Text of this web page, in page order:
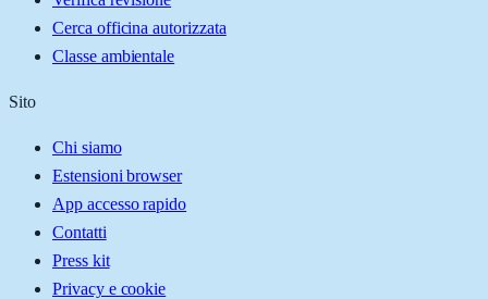
Cerca officina autorizzata
Classe ambientale
Sito
Chi siamo
Estensioni browser
App accesso rapido
Contatti
Press kit
Privacy e cookie